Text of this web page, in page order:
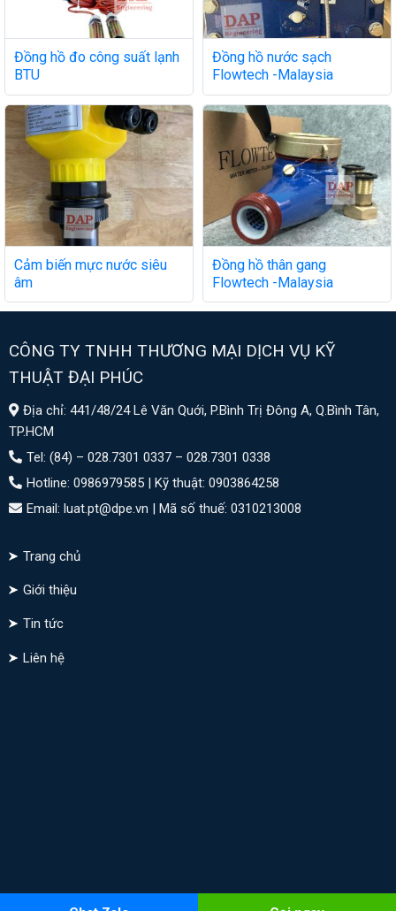
Đồng hồ đo công suất lạnh
BTU
Đồng hồ nước sạch
Flowtech -Malaysia
Cảm biến mực nước siêu
âm
Đồng hồ thân gang
Flowtech -Malaysia
CÔNG TY TNHH THƯƠNG MẠI DỊCH VỤ KỸ
THUẬT ĐẠI PHÚC
Địa chỉ: 441/48/24 Lê Văn Quới, P.Bình Trị Đông A, Q.Bình Tân,
TP.HCM
Tel: (84) – 028.7301 0337 – 028.7301 0338
Hotline: 0986979585 | Kỹ thuật: 0903864258
Email: luat.pt@dpe.vn |
Mã số thuế: 0310213008
Trang chủ
Giới thiệu
Tin tức
Liên hệ